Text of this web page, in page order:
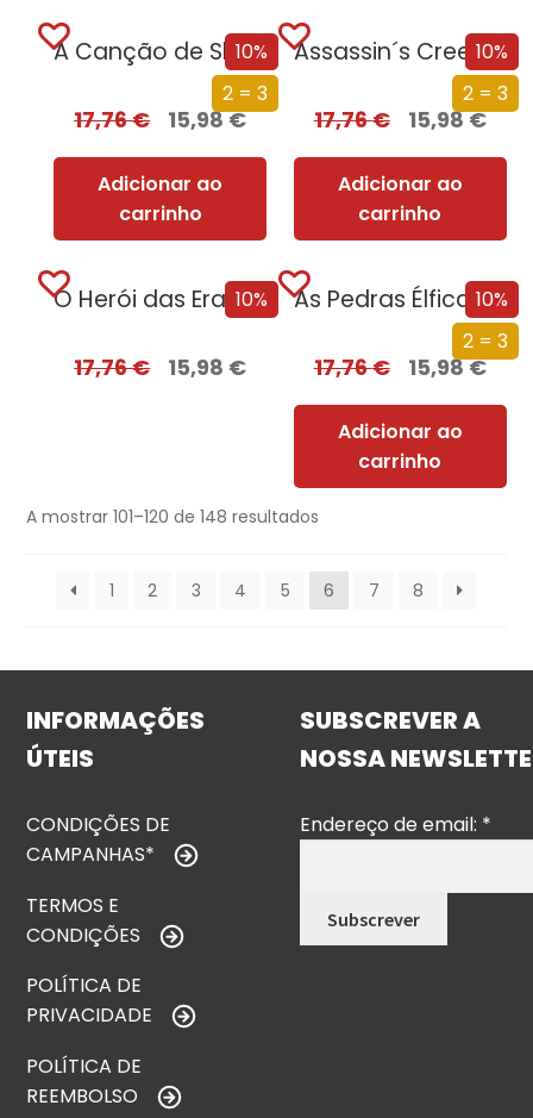
10%
2 = 3
A Canção de Shannara
17,76€ 15,98€
Adicionar ao
carrinho
10%
2 = 3
Assassin´s Creed – Submundo
17,76€ 15,98€
Adicionar ao
carrinho
10%
O Herói das Eras – Parte II
17,76€ 15,98 €
10%
2 = 3
As Pedras Élficas de Shannara
17,76€ 15,98€
Adicionar ao
carrinho
A mostrar 101–120 de 148 resultados
1 2 3 4 5 6 7 8
INFORMAÇÕES
ÚTEIS
CONDIÇÕES DE
CAMPANHAS*
TERMOS E
CONDIÇÕES
POLÍTICA DE
PRIVACIDADE
POLÍTICA DE
REEMBOLSO
SUBSCREVER A
NOSSA
Endereço de email: *